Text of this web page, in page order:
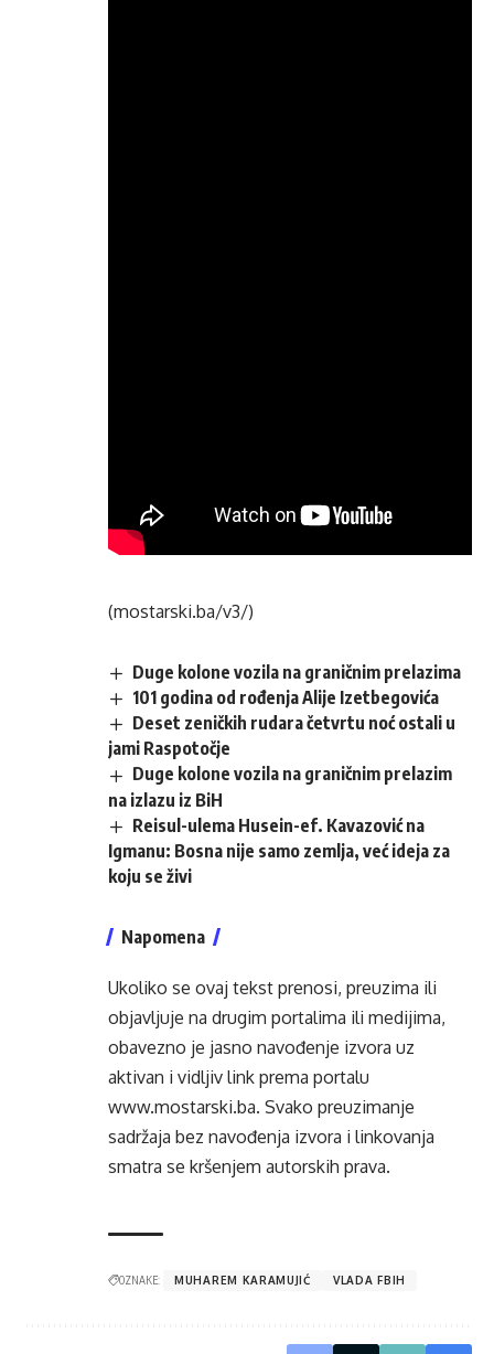
(mostarski.ba/v3/)
Duge kolone vozila na graničnim prelazima
101 godina od rođenja Alije Izetbegovića
Deset zeničkih rudara četvrtu noć ostali u
jami Raspotočje
Duge kolone vozila na graničnim prelazim
na izlazu iz BiH
Reisul-ulema Husein-ef. Kavazović na
Igmanu: Bosna nije samo zemlja, već ideja za
koju se živi
Napomena
Ukoliko se ovaj tekst prenosi, preuzima ili
objavljuje na drugim portalima ili medijima,
obavezno je jasno navođenje izvora uz
aktivan i vidljiv link prema portalu
www.mostarski.ba. Svako preuzimanje
sadržaja bez navođenja izvora i linkovanja
smatra se kršenjem autorskih prava.
OZNAKE: MUHAREM KARAMUJIĆ VLADA FBIH